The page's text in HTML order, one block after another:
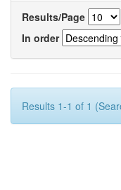
Results/Page
In order
Results 1-1 of 1